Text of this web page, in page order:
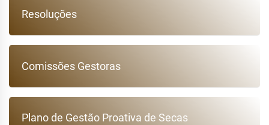
Resoluções
Comissões Gestoras
Plano de Gestão Proativa de Secas